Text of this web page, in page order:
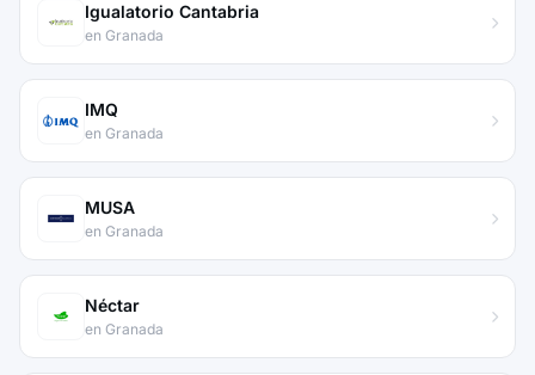
Igualatorio Cantabria
en Granada
IMQ
en Granada
MUSA
en Granada
Néctar
en Granada